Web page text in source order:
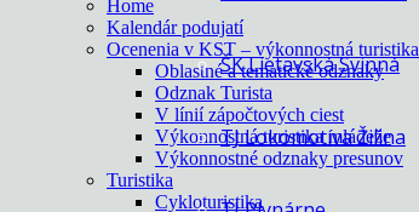
ŠK Lietavská Svinná
TJ Lokomotíva Žilina
Home
Kalendár podujatí
Ocenenia v KST – výkonnostná turistika
Oblastné a tematické odznaky
Odznak Turista
V línií zápočtových ciest
Výkonnostná turistika mládeže
Výkonnostné odznaky presunov
Turistika
Cykloturistika